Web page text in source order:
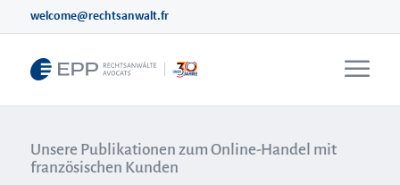
welcome@rechtsanwalt.fr
Unsere Publikationen zum Online-Handel mit
französischen Kunden